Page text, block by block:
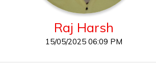
Raj Harsh
15/05/2025 06:09 PM